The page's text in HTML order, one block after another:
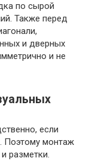
по сырой
Также перед
и дверных
и не
если
Поэтому монтаж
разметки.